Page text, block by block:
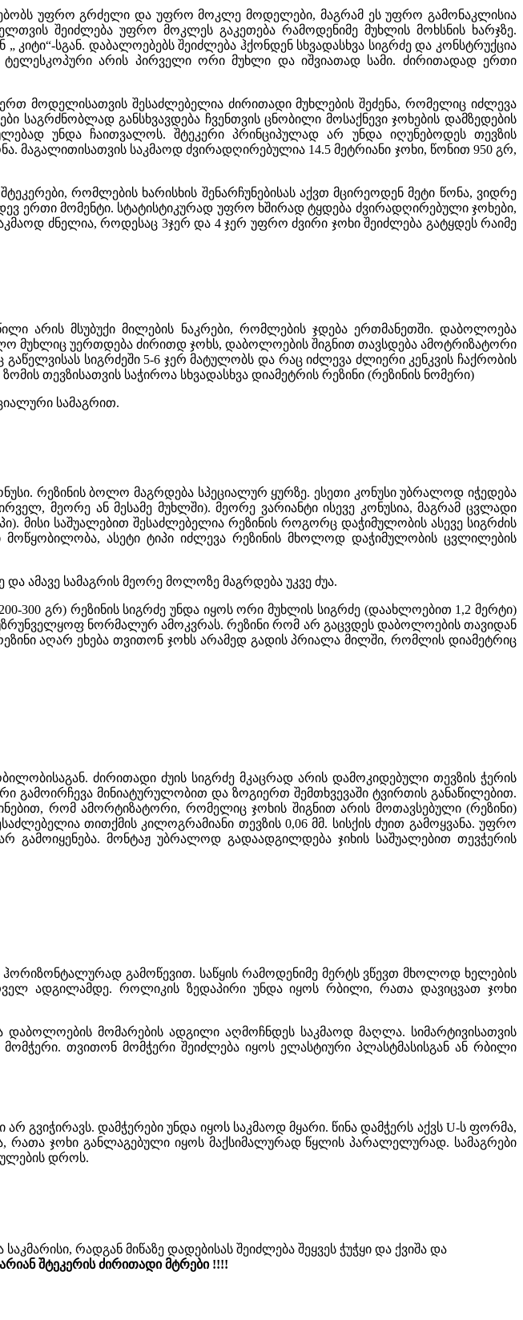
უფრო გრძელი და უფრო მოკლე მოდელები, მაგრამ ეს უფრო გამონაკლისია
შეიძლება უფრო მოკლეს გაკეთება რამოდენიმე მუხლის მოხსნის ხარჯზე.
სგან. დაბალოებებს შეიძლება ჰქონდენ სხვადასხვა სიგრძე და კონსტრუქცია
არის პირველი ორი მუხლი და იშვიათად სამი. ძირითადად ერთი
მოდელისათვის შესაძლებელია ძირითადი მუხლების შეძენა, რომელიც იძლევა
საგრძნობლად განსხვავდება ჩვენთვის ცნობილი მოსაქნევი ჯოხების დამზედების
უნდა ჩაითვალოს. შტეკერი პრინციპულად არ უნდა იღუნებოდეს თევზის
მაგალითისათვის საკმაოდ ძვირადღირებულია 14.5 მეტრიანი ჯოხი, წონით 950 გრ,
რომლების ხარისხის შენარჩუნებისას აქვთ მცირეოდენ მეტი წონა, ვიდრე
ერთი მომენტი. სტატისტიკურად უფრო ხშირად ტყდება ძვირადღირებული ჯოხები,
ძნელია, როდესაც 3ჯერ და 4 ჯერ უფრო ძვირი ჯოხი შეიძლება გატყდეს რაიმე
არის მსუბუქი მილების ნაკრები, რომლების ჯდება ერთმანეთში. დაბოლოება
მუხლიც უერთდება ძირითდ ჯოხს, დაბოლოების შიგნით თავსდება ამოტრიზატორი
სიგრძეში 5-6 ჯერ მატულობს და რაც იძლევა ძლიერი კენკვის ჩაქრობის
თევზისათვის საჭიროა სხვადასხვა დიამეტრის რეზინი (რეზინის ნომერი)
სამაგრით.
რეზინის ბოლო მაგრდება სპეციალურ ყურზე. ესეთი კონუსი უბრალოდ იჭედება
მეორე ან მესამე მუხლში). მეორე ვარიანტი ისევე კონუსია, მაგრამ ცვლადი
მისი საშუალებით შესაძლებელია რეზინის როგორც დაჭიმულობის ასევე სიგრძის
მოწყობილობა, ასეტი ტიპი იძლევა რეზინის მხოლოდ დაჭიმულობის ცვლილების
ამავე სამაგრის მეორე მოლოზე მაგრდება უკვე ძუა.
გრ) რეზინის სიგრძე უნდა იყოს ორი მუხლის სიგრძე (დაახლოებით 1,2 მერტი)
ნორმალურ ამოკვრას. რეზინი რომ არ გაცვდეს დაბოლოების თავიდან
აღარ ეხება თვითონ ჯოხს არამედ გადის პრიალა მილში, რომლის დიამეტრიც
ძირითადი ძუის სიგრძე მკაცრად არის დამოკიდებული თევზის ჭერის
გამოირჩევა მინიატურულობით და ზოგიერთ შემთხვევაში ტვირთის განაწილებით.
რომ ამორტიზატორი, რომელიც ჯოხის შიგნით არის მოთავსებული (რეზინი)
თითქმის კილოგრამიანი თევზის 0,06 მმ. სისქის ძუით გამოყვანა. უფრო
გამოიყენება. მონტაჟ უბრალოდ გადაადგილდება ჯიხის საშუალებით თევჭერის
ჰორიზონტალურად გამოწევით. საწყის რამოდენიმე მერტს ვწევთ მხოლოდ ხელების
ადგილამდე. როლიკის ზედაპირი უნდა იყოს რბილი, რათა დავიცვათ ჯოხი
მომარების ადგილი აღმოჩნდეს საკმაოდ მაღლა. სიმარტივისათვის
თვითონ მომჭერი შეიძლება იყოს ელასტიური პლასტმასისგან ან რბილი
გვიჭირავს. დამჭერები უნდა იყოს საკმაოდ მყარი. წინა დამჭერს აქვს U-ს ფორმა,
რათა ჯოხი განლაგებული იყოს მაქსიმალურად წყლის პარალელურად. სამაგრები
დროს.
რადგან მიწაზე დადებისას შეიძლება შეყვეს ჭუჭყი და ქვიშა და
არიან შტეკერის ძირითადი მტრები !!!!